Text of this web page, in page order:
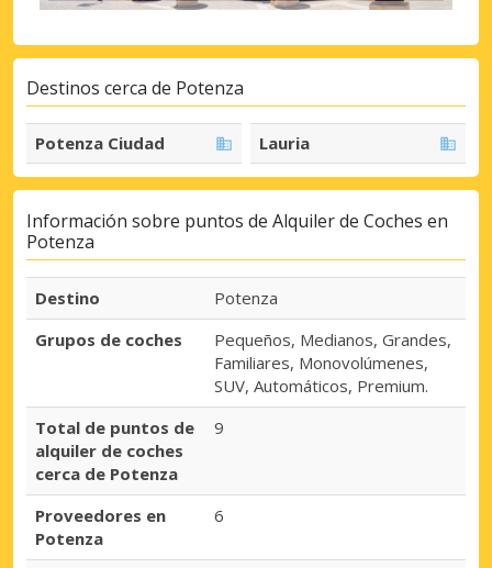
Destinos cerca de Potenza
Potenza Ciudad Lauria
Información sobre puntos de Alquiler de Coches en
Potenza
Destino
Potenza
Grupos de coches
Pequeños, Medianos, Grandes,
Familiares, Monovolúmenes,
SUV, Automáticos, Premium.
Total de puntos de
alquiler de coches
cerca de Potenza
9
Proveedores en
Potenza
6